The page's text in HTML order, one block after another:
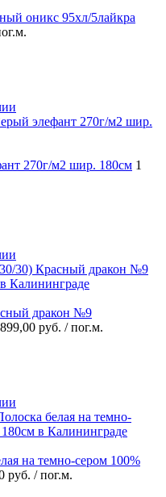
оникс 95хл/5лайкра
270г/м2 шир. 180см 1
дракон №9
899,00 руб. / пог.м.
на темно-сером 100%
руб. / пог.м.